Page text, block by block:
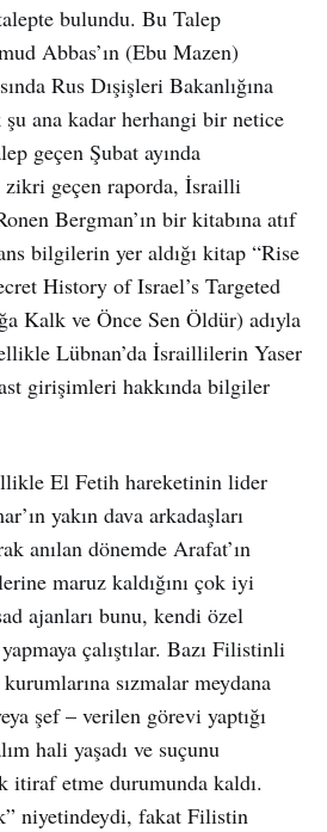
bulundu. Bu Talep
Abbas’ın (Ebu Mazen)
Rus Dışişleri Bakanlığına
ana kadar herhangi bir netice
geçen Şubat ayında
zikri geçen raporda, İsrailli
Bergman’ın bir kitabına atıf
bilgilerin yer aldığı kitap “Rise
History of Israel’s Targeted
Kalk ve Önce Sen Öldür) adıyla
Lübnan’da İsraillilerin Yaser
girişimleri hakkında bilgiler
El Fetih hareketinin lider
yakın dava arkadaşları
anılan dönemde Arafat’ın
maruz kaldığını çok iyi
ajanları bunu, kendi özel
çalıştılar. Bazı Filistinli
sızmalar meydana
şef – verilen görevi yaptığı
hali yaşadı ve suçunu
itiraf etme durumunda kaldı.
niyetindeydi, fakat Filistin